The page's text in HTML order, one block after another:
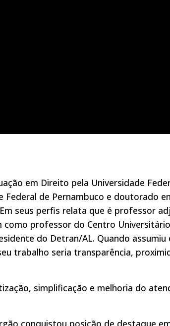
em Direito pela Universidade
de Pernambuco e doutorado
seus perfis relata que é professor
professor do Centro Universitário
do Detran/AL. Quando assumiu
trabalho seria transparência,
simplificação e melhoria do